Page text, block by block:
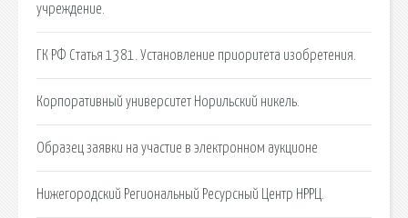
учреждение.
ГК РФ Статья 1381. Установление приоритета изобретения.
Корпоративный университет Норильский никель.
Образец заявки на участие в электронном аукционе
Нижегородский Региональный Ресурсный Центр НРРЦ.